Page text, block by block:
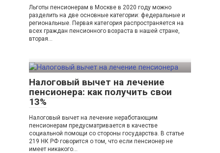
Льготы пенсионерам в Москве в 2020 году можно
разделить на две основные категории: федеральные и
региональные. Первая категория распространяется на
всех граждан пенсионного возраста в нашей стране,
вторая…
Налоговый вычет на лечение
пенсионера: как получить свои
13%
Налоговый вычет на лечение неработающим
пенсионерам предусматривается в качестве
социальной помощи со стороны государства. В статье
219 НК РФ говорится о том, что если пенсионер не
имеет никакого…